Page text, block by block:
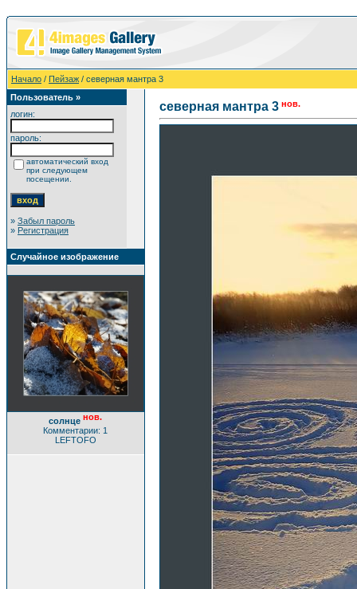
Начало / Пейзаж / северная мантра 3
Пользователь »
логин:
пароль:
автоматический вход
при следующем
посещении.
» Забыл пароль
» Регистрация
Случайное изображение
солнце нов.
Комментарии: 1
LEFTOFO
северная мантра 3 нов.